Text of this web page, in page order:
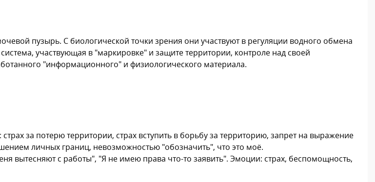
пузырь. С биологической точки зрения они участвуют в регуляции водного обмена
участвующая в "маркировке" и защите территории, контроле над своей
"информационного" и физиологического материала.
за потерю территории, страх вступить в борьбу за территорию, запрет на выражение
личных границ, невозможностью "обозначить", что это моё.
вытесняют с работы", "Я не имею права что-то заявить". Эмоции: страх, беспомощность,